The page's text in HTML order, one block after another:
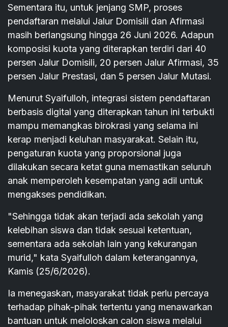
Sementara itu, untuk jenjang SMP, proses
pendaftaran melalui Jalur Domisili dan Afirmasi
masih berlangsung hingga 26 Juni 2026. Adapun
komposisi kuota yang diterapkan terdiri dari 40
persen Jalur Domisili, 20 persen Jalur Afirmasi, 35
persen Jalur Prestasi, dan 5 persen Jalur Mutasi.
Menurut Syaifulloh, integrasi sistem pendaftaran
berbasis digital yang diterapkan tahun ini terbukti
mampu memangkas birokrasi yang selama ini
kerap menjadi keluhan masyarakat. Selain itu,
pengaturan kuota yang proporsional juga
dilakukan secara ketat guna memastikan seluruh
anak memperoleh kesempatan yang adil untuk
mengakses pendidikan.
"Sehingga tidak akan terjadi ada sekolah yang
kelebihan siswa dan tidak sesuai ketentuan,
sementara ada sekolah lain yang kekurangan
murid," kata Syaifulloh dalam keterangannya,
Kamis (25/6/2026).
Ia menegaskan, masyarakat tidak perlu percaya
terhadap pihak-pihak tertentu yang menawarkan
bantuan untuk meloloskan calon siswa melalui